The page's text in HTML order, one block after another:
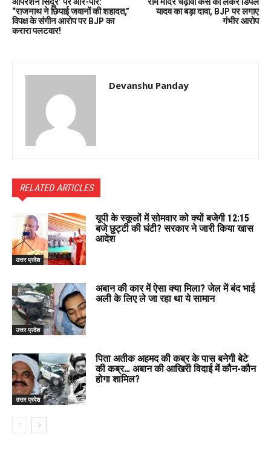
“राजनाथ ने छिपाई जवानों की शहादत,”
विपक्ष के संगीन आरोप पर BJP का
करारा पलटवार!
यादव का बड़ा दावा, BJP पर लगाए
गंभीर आरोप
Devanshu Panday
RELATED ARTICLES
उत्तर प्रदेश
यूपी के स्कूलों में सोमवार को क्यों बजेगी 12:15
बजे छुट्टी की घंटी? सरकार ने जारी किया खास
आदेश
उत्तर प्रदेश
अबान की कार में ऐसा क्या मिला? जेल में बंद भाई
अली के लिए ले जा रहा था ये सामान
उत्तर प्रदेश
पिता अतीक अहमद की कब्र के पास बनेगी बेटे
की कब्र… अबान की आखिरी विदाई में कौन-कौन
होगा शामिल?